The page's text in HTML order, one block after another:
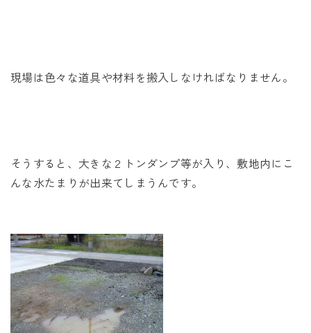
現場は色々な道具や材料を搬入しなければなりません。
そうすると、大きな２トンダンプ等が入り、敷地内にこ
んな水たまりが出来てしまうんです。